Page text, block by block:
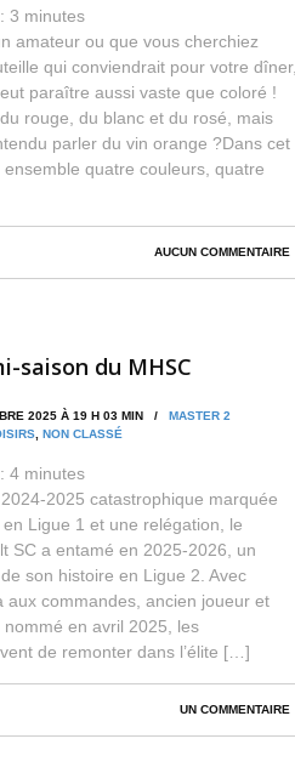
3 minutes
amateur ou que vous cherchiez
qui conviendrait pour votre dîner,
paraître aussi vaste que coloré !
rouge, du blanc et du rosé, mais
parler du vin orange ?Dans cet
quatre couleurs, quatre
AUCUN COMMENTAIRE
saison du MHSC
2025 À 19 H 03 MIN / MASTER 2
NON CLASSÉ
4 minutes
2025 catastrophique marquée
Ligue 1 et une relégation, le
SC a entamé en 2025-2026, un
son histoire en Ligue 2. Avec
aux commandes, ancien joueur et
en avril 2025, les
de remonter dans l’élite […]
UN COMMENTAIRE